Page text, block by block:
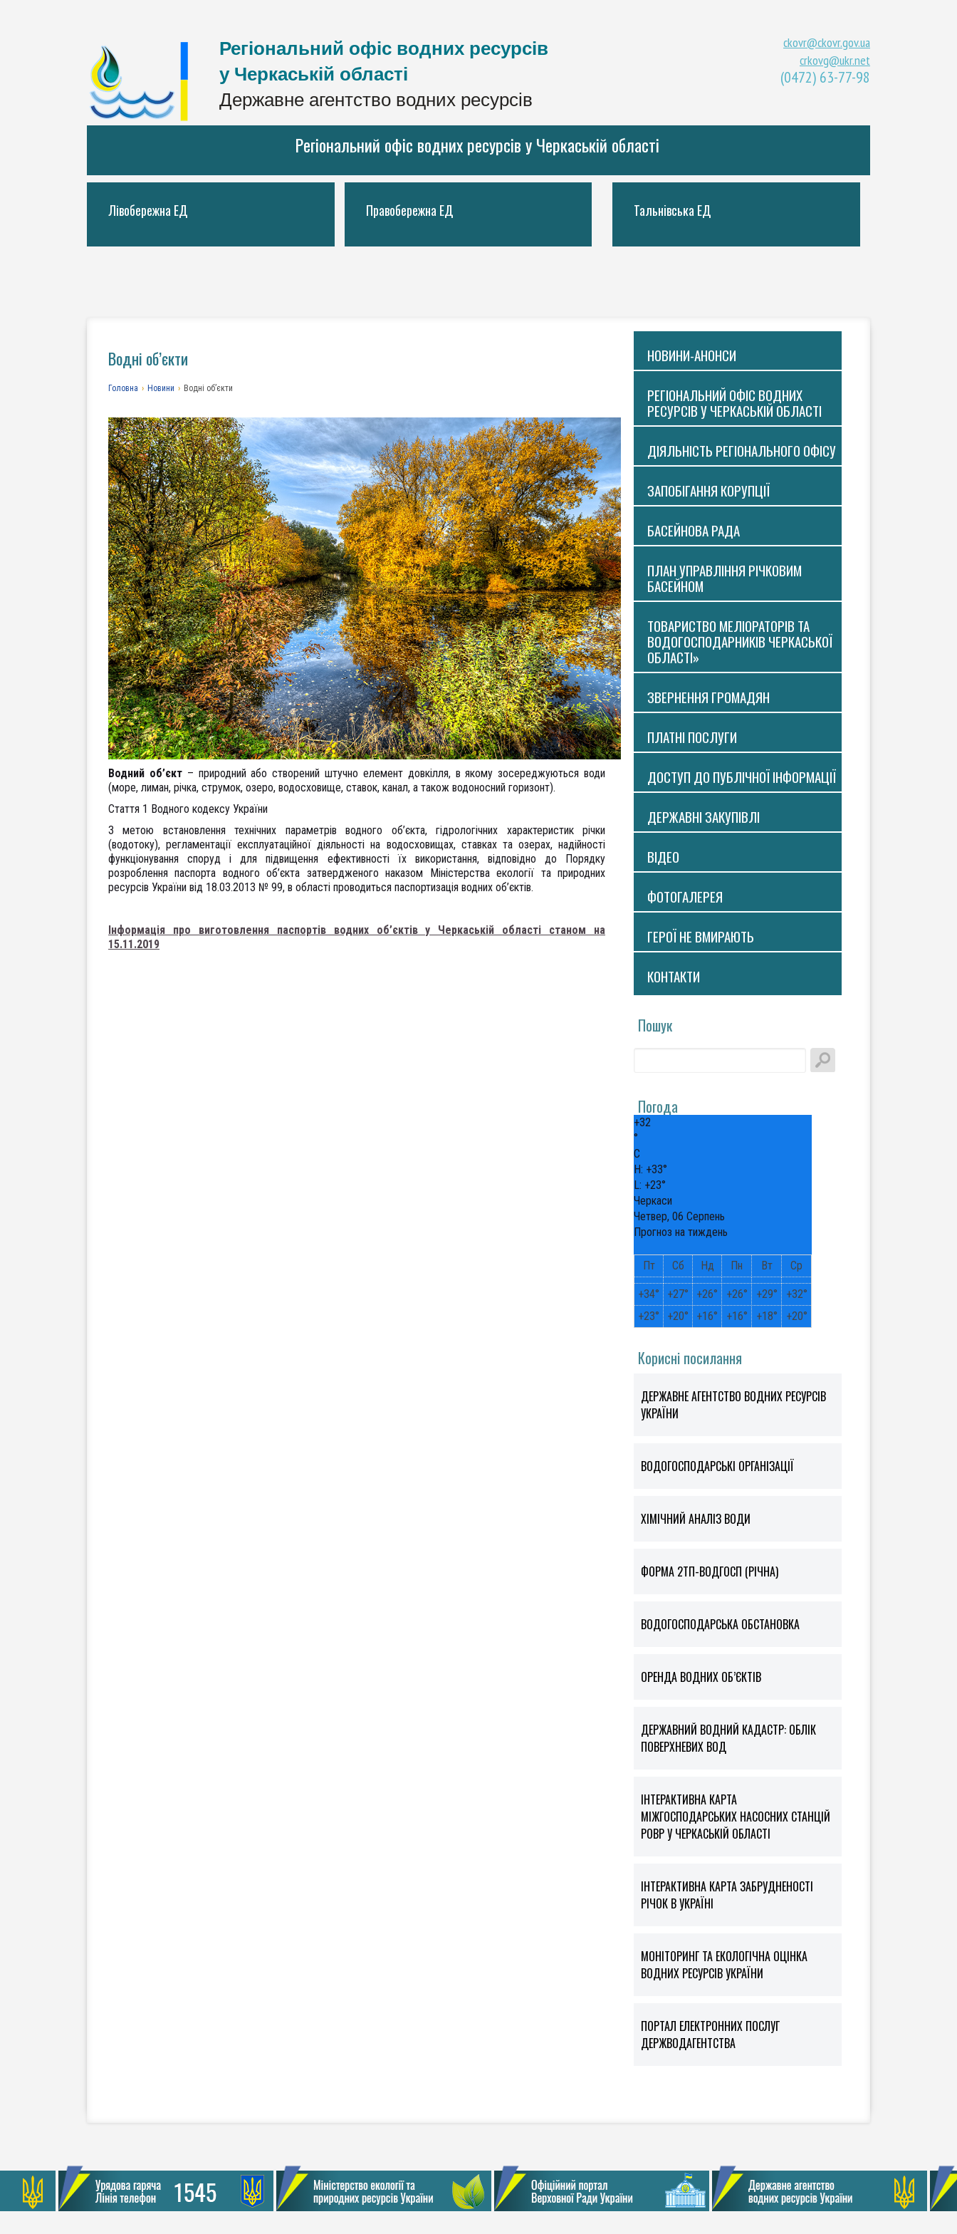
Регіональний офіс водних ресурсів
у Черкаській області
Державне агентство водних ресурсів
ckovr@ckovr.gov.ua
crkovg@ukr.net
(0472) 63-77-98
Регіональний офіс водних ресурсів у Черкаській області
Лівобережна ЕД Правобережна ЕД Тальнiвська ЕД
НОВИНИ-АНОНСИ
РЕГІОНАЛЬНИЙ ОФІС ВОДНИХ
РЕСУРСІВ У ЧЕРКАСЬКІЙ ОБЛАСТІ
ДІЯЛЬНІСТЬ РЕГІОНАЛЬНОГО ОФІСУ
ЗАПОБІГАННЯ КОРУПЦІЇ
БАСЕЙНОВА РАДА
ПЛАН УПРАВЛІННЯ РІЧКОВИМ
БАСЕЙНОМ
ТОВАРИСТВО МЕЛІОРАТОРІВ ТА
ВОДОГОСПОДАРНИКІВ ЧЕРКАСЬКОЇ
ОБЛАСТІ»
ЗВЕРНЕННЯ ГРОМАДЯН
ПЛАТНI ПОСЛУГИ
ДОСТУП ДО ПУБЛІЧНОЇ ІНФОРМАЦІЇ
ДЕРЖАВНІ ЗАКУПІВЛІ
ВIДЕО
ФОТОГАЛЕРЕЯ
ГЕРОЇ НЕ ВМИРАЮТЬ
КОНТАКТИ
Пошук
Погода
+32
°
C
H: +33°
L: +23°
Черкаси
Четвер, 06 Серпень
Прогноз на тиждень
Пт Сб Нд Пн Вт Ср
+34° +27° +26° +26° +29° +32°
+23° +20° +16° +16° +18° +20°
Корисні посилання
ДЕРЖАВНЕ АГЕНТСТВО ВОДНИХ РЕСУРСІВ
УКРАЇНИ
ВОДОГОСПОДАРСЬКІ ОРГАНІЗАЦІЇ
ХІМІЧНИЙ АНАЛІЗ ВОДИ
ФOРМА 2ТП-ВОДГОСП (РІЧНА)
ВОДОГОСПОДАРСЬКА ОБСТАНОВКА
ОРЕНДА ВОДНИХ ОБ’ЄКТІВ
ДЕРЖАВНИЙ ВОДНИЙ КАДАСТР: ОБЛІК
ПОВЕРХНЕВИХ ВОД
ІНТЕРАКТИВНА КАРТА
МІЖГОСПОДАРСЬКИХ НАСОСНИХ СТАНЦІЙ
РОВР У ЧЕРКАСЬКІЙ ОБЛАСТІ
ІНТЕРАКТИВНА КАРТА ЗАБРУДНЕНОСТІ
РІЧОК В УКРАЇНІ
МОНІТОРИНГ ТА ЕКОЛОГІЧНА ОЦІНКА
ВОДНИХ РЕСУРСІВ УКРАЇНИ
ПОРТАЛ ЕЛЕКТРОННИХ ПОСЛУГ
ДЕРЖВОДАГЕНТСТВА
Водні об’єкти
Головна › Новини › Водні об’єкти
Водний об’єкт– природний або створений штучно елемент довкілля, в якому зосереджуються води
(море, лиман, річка, струмок, озеро, водосховище, ставок, канал, а також водоносний горизонт).
Стаття 1 Водного кодексу України
З метою встановлення технічних параметрів водного об’єкта, гідрологічних характеристик річки
(водотоку), регламентації експлуатаційної діяльності на водосховищах, ставках та озерах, надійності
функціонування споруд і для підвищення ефективності їх використання, відповідно до Порядку
розроблення паспорта водного об’єкта затвердженого наказом Міністерства екології та природних
ресурсів України від 18.03.2013 № 99, в області проводиться паспортизація водних об’єктів.
Інформація про виготовлення паспортів водних об’єктів у Черкаській області станом на
15.11.2019